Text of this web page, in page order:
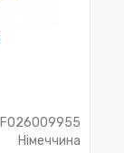
F026009955
Німеччина